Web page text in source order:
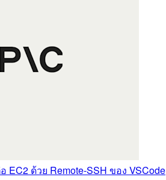
EC2 ด้วย Remote-SSH ของ VSCode